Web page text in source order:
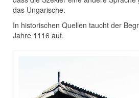
das Ungarische.
In historischen Quellen taucht der
Jahre 1116 auf.